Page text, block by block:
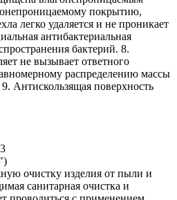
покрытию,
легко удаляется и не проникает
антибактериальная
бактерий. 8.
не вызывает ответного
распределению массы
Антискользящая поверхность
очистку изделия от пыли и
санитарная очистка и